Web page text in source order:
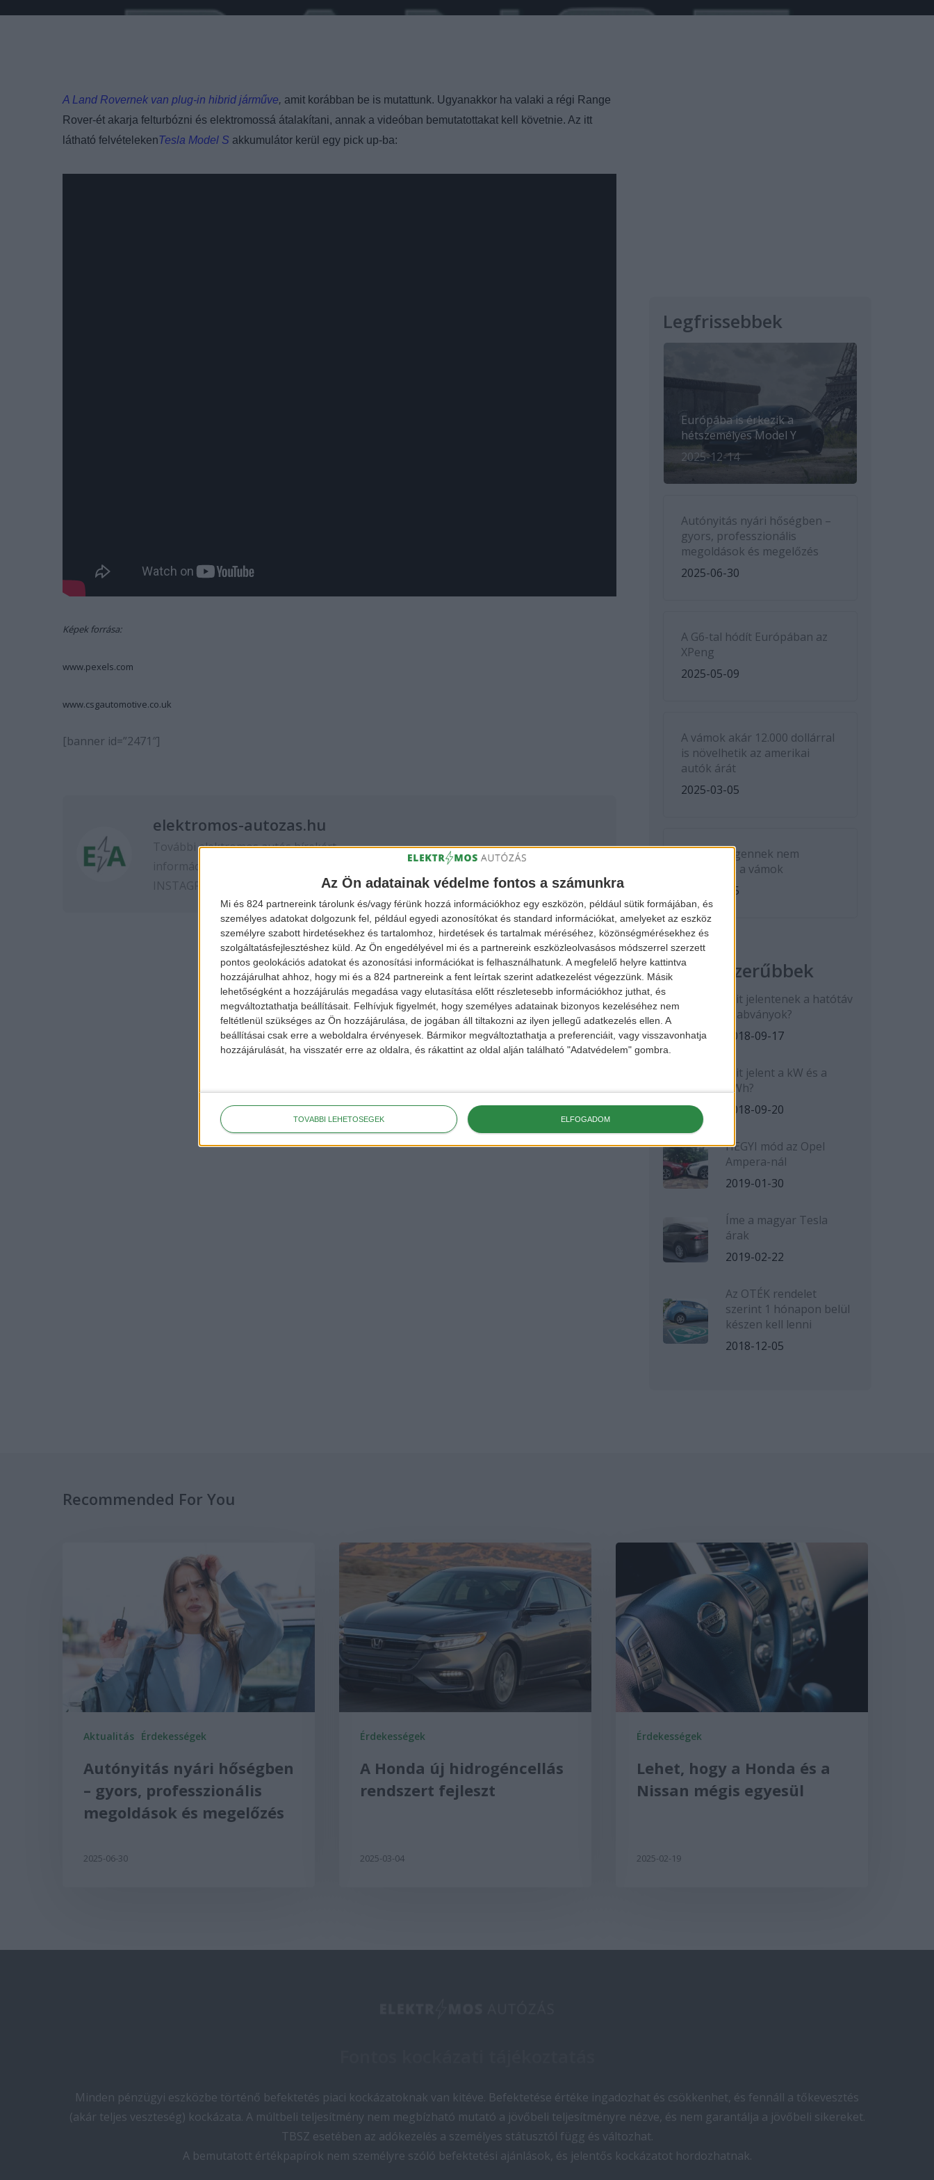
Az Ön adatainak védelme fontos a számunkra
Mi és 824 partnereink tárolunk és/vagy férünk hozzá információkhoz egy eszközön, például sütik formájában, és
személyes adatokat dolgozunk fel, például egyedi azonosítókat és standard információkat, amelyeket az eszköz
személyre szabott hirdetésekhez és tartalomhoz, hirdetések és tartalmak méréséhez, közönségmérésekhez és
szolgáltatásfejlesztéshez küld. Az Ön engedélyével mi és a partnereink eszközleolvasásos módszerrel szerzett
pontos geolokációs adatokat és azonosítási információkat is felhasználhatunk. A megfelelő helyre kattintva
hozzájárulhat ahhoz, hogy mi és a 824 partnereink a fent leírtak szerint adatkezelést végezzünk. Másik
lehetőségként a hozzájárulás megadása vagy elutasítása előtt részletesebb információkhoz juthat, és
megváltoztathatja beállításait. Felhívjuk figyelmét, hogy személyes adatainak bizonyos kezeléséhez nem
feltétlenül szükséges az Ön hozzájárulása, de jogában áll tiltakozni az ilyen jellegű adatkezelés ellen. A
beállításai csak erre a weboldalra érvényesek. Bármikor megváltoztathatja a preferenciáit, vagy visszavonhatja
hozzájárulását, ha visszatér erre az oldalra, és rákattint az oldal alján található "Adatvédelem" gombra.
TOVÁBBI LEHETŐSÉGEK ELFOGADOM
A Land Rovernek van plug-in hibrid járműve, amit korábban be is mutattunk. Ugyanakkor ha valaki a régi Range
Rover-ét akarja felturbózni és elektromossá átalakítani, annak a videóban bemutatottakat kell követnie. Az itt
látható felvételekenTesla Model S akkumulátor kerül egy pick up-ba:
Képek forrása:
www.pexels.com
www.csgautomotive.co.uk
[banner id=”2471″]
elektromos-autozas.hu
További elektromos autós hírekért,
információkért kövess minket a
INSTAGRAM
Legfrissebbek
Európába is érkezik a
hétszemélyes Model Y
2025-12-14
Autónyitás nyári hőségben –
gyors, professzionális
megoldások és megelőzés
2025-06-30
A G6-tal hódít Európában az
XPeng
2025-05-09
A vámok akár 12.000 dollárral
is növelhetik az amerikai
autók árát
2025-03-05
A Volkswagennek nem
kedveznek a vámok
2025-03-05
Legnépszerűbbek
Mit jelentenek a hatótáv
szabványok?
2018-09-17
Mit jelent a kW és a
kWh?
2018-09-20
HEGYI mód az Opel
Ampera-nál
2019-01-30
Íme a magyar Tesla
árak
2019-02-22
Az OTÉK rendelet
szerint 1 hónapon belül
készen kell lenni
2018-12-05
Recommended For You
Aktualitás Érdekességek
Autónyitás nyári hőségben
– gyors, professzionális
megoldások és megelőzés
2025-06-30
Érdekességek
A Honda új hidrogéncellás
rendszert fejleszt
2025-03-04
Érdekességek
Lehet, hogy a Honda és a
Nissan mégis egyesül
2025-02-19
Minden pénzügyi eszközbe történő befektetés piaci kockázatoknak van kitéve. Befektetése értéke ingadozhat és csökkenhet, és fennáll a tőkevesztés
(akár teljes veszteség) kockázata. A múltbeli teljesítmény nem megbízható mutató a jövőbeli teljesítményre nézve, és nem garantálja a jövőbeli sikereket.
TBSZ esetében az adókezelés a személyes státusztól függ és változhat.
A bemutatott értékpapírok nem személyre szóló befektetési ajánlások, és jelentős kockázatot hordozhatnak.